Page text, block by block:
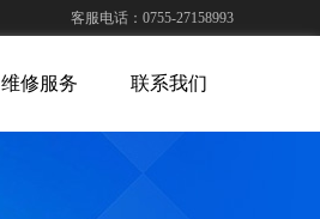
客服电话：0755-27158993
维修服务 联系我们